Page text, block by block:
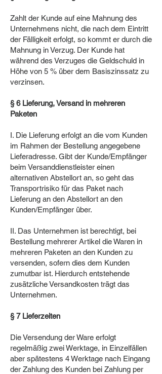
Zahlt der Kunde auf eine Mahnung des
Unternehmens nicht, die nach dem Eintritt
der Fälligkeit erfolgt, so kommt er durch die
Mahnung in Verzug. Der Kunde hat
während des Verzuges die Geldschuld in
Höhe von 5 % über dem Basiszinssatz zu
verzinsen.
§ 6 Lieferung, Versand in mehreren
Paketen
I. Die Lieferung erfolgt an die vom Kunden
im Rahmen der Bestellung angegebene
Lieferadresse. Gibt der Kunde/Empfänger
beim Versanddienstleister einen
alternativen Abstellort an, so geht das
Transportrisiko für das Paket nach
Lieferung an den Abstellort an den
Kunden/Empfänger über.
II. Das Unternehmen ist berechtigt, bei
Bestellung mehrerer Artikel die Waren in
mehreren Paketen an den Kunden zu
versenden, sofern dies dem Kunden
zumutbar ist. Hierdurch entstehende
zusätzliche Versandkosten trägt das
Unternehmen.
§ 7 Lieferzeiten
Die Versendung der Ware erfolgt
regelmäßig zwei Werktage, in Einzelfällen
aber spätestens 4 Werktage nach Eingang
der Zahlung des Kunden bei Zahlung per